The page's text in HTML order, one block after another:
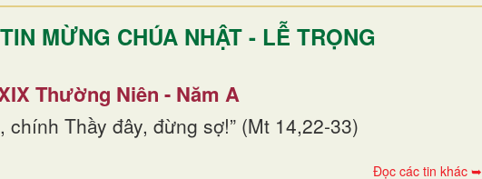
TIN MỪNG CHÚA NHẬT - LỄ TRỌNG
Thường Niên - Năm A
chính Thầy đây, đừng sợ!” (Mt 14,22-33)
Đọc các tin khác ➥